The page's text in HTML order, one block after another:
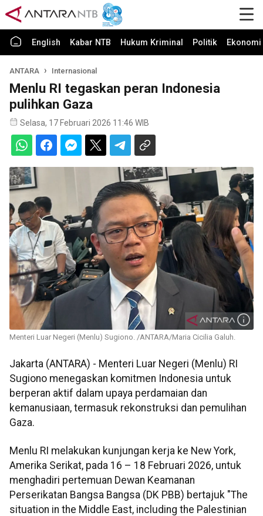
English Kabar NTB Hukum Kriminal Politik
ANTARA Internasional
Menlu RI tegaskan peran Indonesia
pulihkan Gaza
Selasa, 17 Februari 2026 11:46 WIB
Menteri Luar Negeri (Menlu) Sugiono. /ANTARA/Maria Cicilia Galuh.
Jakarta (ANTARA) - Menteri Luar Negeri (Menlu) RI
Sugiono menegaskan komitmen Indonesia untuk
berperan aktif dalam upaya perdamaian dan
kemanusiaan, termasuk rekonstruksi dan pemulihan
Gaza.
Menlu RI melakukan kunjungan kerja ke New York,
Amerika Serikat, pada 16 – 18 Februari 2026, untuk
menghadiri pertemuan Dewan Keamanan
Perserikatan Bangsa Bangsa (DK PBB) bertajuk "The
situation in the Middle East, including the Palestinian